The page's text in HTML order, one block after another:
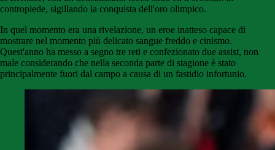
contropiede, sigillando la conquista dell'oro olimpico.
In quel momento era una rivelazione, un eroe inatteso capace di
mostrare nel momento più delicato sangue freddo e cinismo.
Quest'anno ha messo a segno tre reti e confezionato due assist, non
male considerando che nella seconda parte di stagione è stato
principalmente fuori dal campo a causa di un fastidio infortunio.